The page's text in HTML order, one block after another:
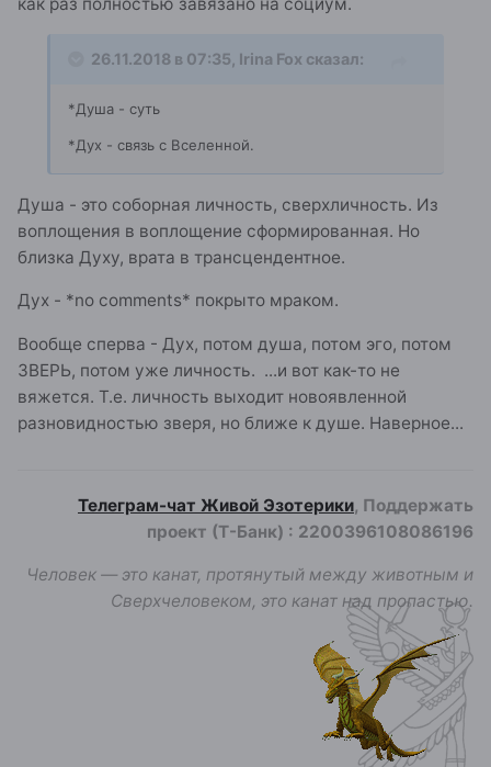
26.11.2018 в 07:35, Irina Fox сказал:
*Душа - суть
*Дух - связь с Вселенной.
Душа - это соборная личность, сверхличность. Из
воплощения в воплощение сформированная. Но
близка Духу, врата в трансцендентное.
Дух - *no comments* покрыто мраком.
Вообще сперва - Дух, потом душа, потом эго, потом
ЗВЕРЬ, потом уже личность. ...и вот как-то не
вяжется. Т.е. личность выходит новоявленной
разновидностью зверя, но ближе к душе. Наверное...
Телеграм-чат Живой Эзотерики, Поддержать
проект (Т-Банк) : 2200396108086196
Человек — это канат, протянутый между животным и
Сверхчеловеком, это канат над пропастью.